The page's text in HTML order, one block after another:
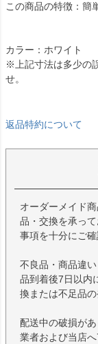
この商品の特徴：簡
カラー：ホワイト
※上記寸法は多少の
せ。
返品特約について
オーダーメイド
品・交換を承っ
事項を十分にご確
不良品・商品違
品到着後7日以内
換または不足品の
配送中の破損が
業者および当店へ